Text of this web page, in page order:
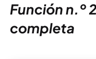
Función n.º
completa